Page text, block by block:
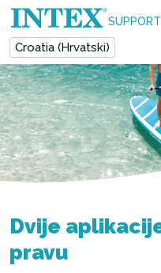
SUPPORT
Croatia (Hrvatski)
Dvije
pravu